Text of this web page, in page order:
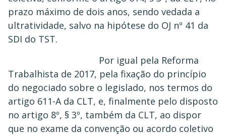
prazo máximo de dois anos, sendo vedada a
ultratividade, salvo na hipótese do OJ nº 41 da
SDI do TST.
Por igual pela Reforma
Trabalhista de 2017, pela fixação do princípio
do negociado sobre o legislado, nos termos do
artigo 611-A da CLT, e, finalmente pelo disposto
no artigo 8º, § 3º, também da CLT, ao dispor
que no exame da convenção ou acordo coletivo